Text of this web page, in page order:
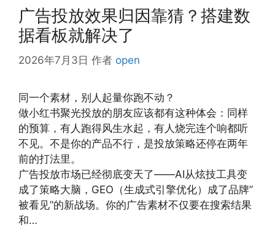
广告投放效果归因靠猜？搭建数
据看板就解决了
2026年7月3日 作者 open
同一个素材，别人起量你跑不动？
做小红书聚光投放的朋友应该都有这种体会：同样
的预算，有人跑得风生水起，有人烧完连个响都听
不见。不是你的产品不行，是投放策略还停在两年
前的打法里。
广告投放市场已经彻底变天了——AI从炫技工具变
成了策略大脑，GEO（生成式引擎优化）成了品牌”
被看见”的新战场。你的广告素材不仅要在搜索结果
和…